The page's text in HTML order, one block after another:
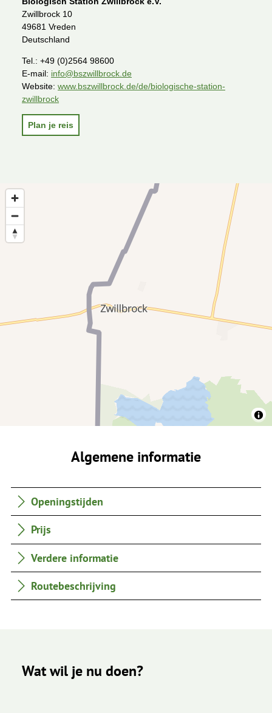
Zwillbrock 10
49681 Vreden
Deutschland
Tel.: +49 (0)2564 98600
E-mail: info@bszwillbrock.de
Website: www.bszwillbrock.de/de/biologische-station-
zwillbrock
Plan je reis
Algemene informatie
Openingstijden
Prijs
Verdere informatie
Routebeschrijving
Wat wil je nu doen?